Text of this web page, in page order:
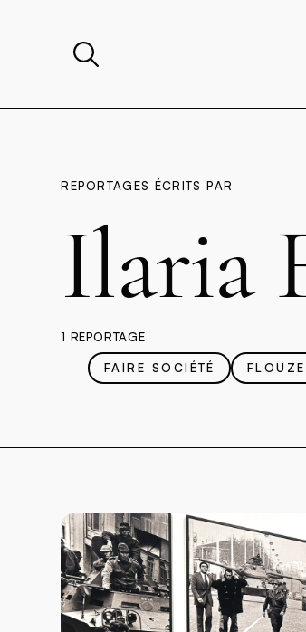
REPORTAGES ÉCRITS PAR
Ilaria
1 REPORTAGE
FAIRE SOCIÉTÉ